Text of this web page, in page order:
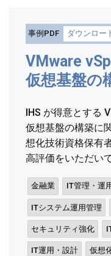
事例PDF ダウンロー
VMware
仮想基盤の
IHS が得意とする
仮想基盤の構築に
想化技術資格保有
高評価をいただい
金融業 IT管理・運
ITシステム運用管理
セキュリティ強化
IT運用・設計 仮想